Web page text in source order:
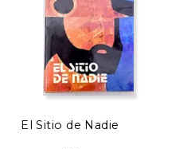
50%
El Sitio de Nadie